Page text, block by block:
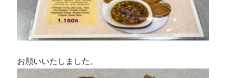
お願いいたしました。